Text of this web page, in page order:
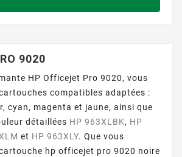
9020
HP Officejet Pro 9020, vous
compatibles adaptées :
cyan, magenta et jaune, ainsi que
détaillées HP 963XLBK, HP
et HP 963XLY. Que vous
hp officejet pro 9020 noire